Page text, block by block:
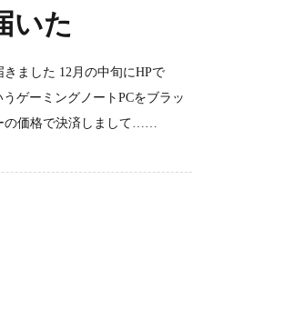
いた
きました 12月の中旬にHPで
うゲーミングノートPCをブラッ
の価格で決済しまして……